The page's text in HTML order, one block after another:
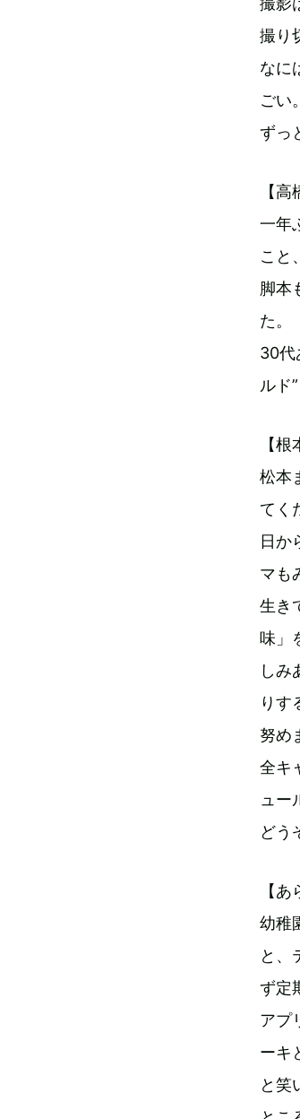
撮り
なに
ごい。
ずっ
【
一年
こと
脚本
た。
30代
ルド
【
松本
てく
日か
マも
生き
味」
しみ
りす
努め
全キ
ュー
どう
【あ
幼稚
と、
ず定
アプ
ーキ
と笑